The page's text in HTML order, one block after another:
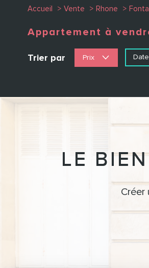
Accueil Vente Rhone
Appartement à
Trier par Prix Date
LE